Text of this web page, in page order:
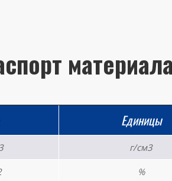
Единицы
г/см3
%